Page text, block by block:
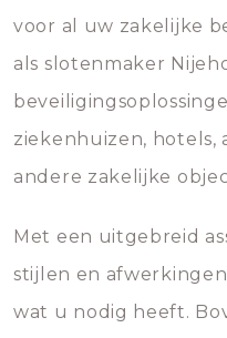
voor al uw zakelijke
als slotenmaker
ziekenhuizen, hotels,
andere zakelijke
Met een uitgebreid
stijlen en
wat u nodig heeft.